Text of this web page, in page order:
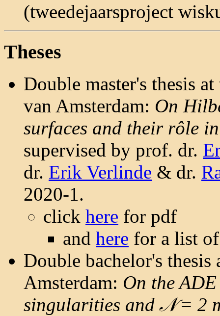
(tweedejaarsproject
Theses
Double master's thesis
van Amsterdam: On
surfaces and their rôle
supervised by prof. dr.
dr. Erik Verlinde & dr.
2020-1.
click here for pdf
and here for a list
Double bachelor's
Amsterdam: On the
singularities and 𝒩 = 2